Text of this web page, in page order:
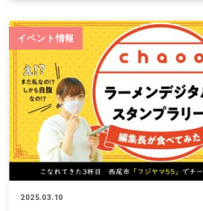
イベント情報
2025.03.10